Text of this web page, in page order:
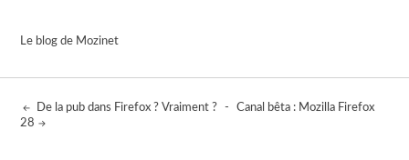
Le blog de Mozinet
De la pub dans Firefox ? Vraiment ? -
Canal bêta : Mozilla Firefox
28